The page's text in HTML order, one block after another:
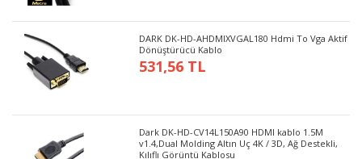
DARK DK-HD-AHDMIXVGAL180 Hdmi To Vga Aktif
Dönüştürücü Kablo
531,56 TL
Dark DK-HD-CV14L150A90 HDMI kablo 1.5M
v1.4,Dual Molding Altın Uç 4K / 3D, Ağ Destekli,
Kılıflı Görüntü Kablosu